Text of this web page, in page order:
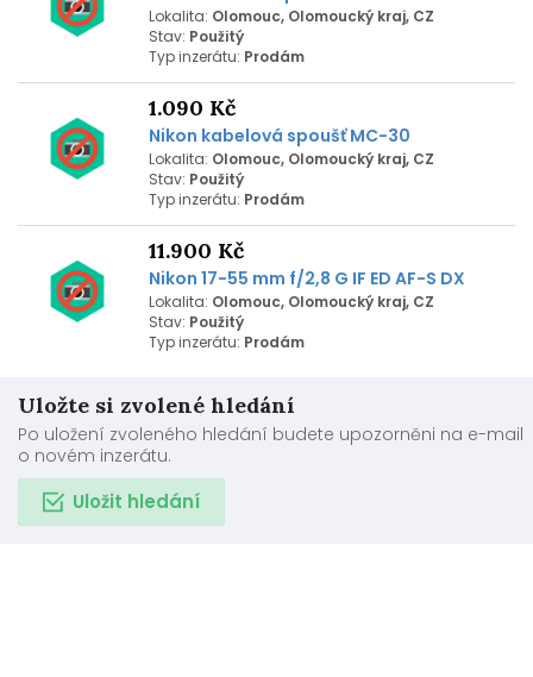
Lokalita: Olomouc, Olomoucký kraj, CZ
Stav: Použitý
Typ inzerátu: Prodám
1.090 Kč
Nikon kabelová spoušť MC-30
Lokalita: Olomouc, Olomoucký kraj, CZ
Stav: Použitý
Typ inzerátu: Prodám
11.900 Kč
Nikon 17-55 mm f/2,8 G IF ED AF-S DX
Lokalita: Olomouc, Olomoucký kraj, CZ
Stav: Použitý
Typ inzerátu: Prodám
Uložte si zvolené hledání
Po uložení zvoleného hledání budete upozorněni na e-mail
o novém inzerátu.
Uložit hledání